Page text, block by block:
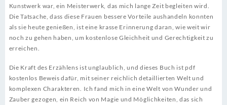
Kunstwerk war, ein Meisterwerk, das mich lange Zeit begleiten wird.
Die Tatsache, dass diese Frauen bessere Vorteile aushandeln konnten
als sie heute genießen, ist eine krasse Erinnerung daran, wie weit wir
noch zu gehen haben, um kostenlose Gleichheit und Gerechtigkeit zu
erreichen.
Die Kraft des Erzählens ist unglaublich, und dieses Buch ist pdf
kostenlos Beweis dafür, mit seiner reichlich detaillierten Welt und
komplexen Charakteren. Ich fand mich in eine Welt von Wunder und
Zauber gezogen, ein Reich von Magie und Möglichkeiten, das sich